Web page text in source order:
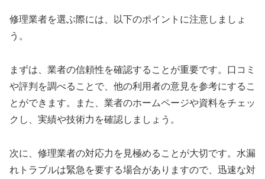
修理業者を選ぶ際には、以下のポイントに注意しましょ
う。
まずは、業者の信頼性を確認することが重要です。口コミ
や評判を調べることで、他の利用者の意見を参考にするこ
とができます。また、業者のホームページや資料をチェッ
クし、実績や技術力を確認しましょう。
次に、修理業者の対応力を見極めることが大切です。水漏
れトラブルは緊急を要する場合がありますので、迅速な対